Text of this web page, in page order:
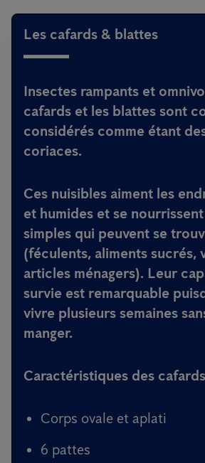
Les cafards & blattes
Insectes rampants et
cafards et les blattes sont
considérés comme étant
coriaces.
Ces nuisibles aiment les
et humides et se
simples qui peuvent se
(féculents, aliments sucrés,
articles ménagers). Leur
survie est remarquable
vivre plusieurs semaines
manger.
Caractéristiques des
Corps ovale et aplati
6 pattes